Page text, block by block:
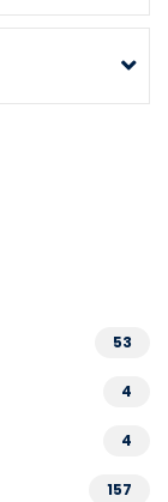
53
4
4
157